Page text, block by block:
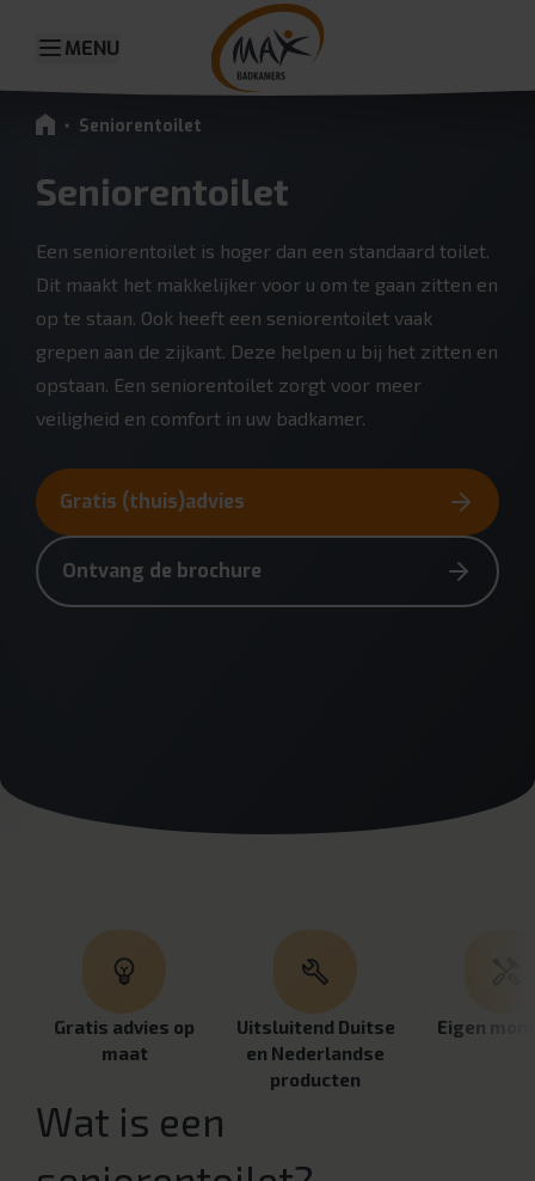
MENU
Seniorentoilet
Seniorentoilet
Een seniorentoilet is hoger dan een standaard toilet.
Dit maakt het makkelijker voor u om te gaan zitten en
op te staan. Ook heeft een seniorentoilet vaak
grepen aan de zijkant. Deze helpen u bij het zitten en
opstaan. Een seniorentoilet zorgt voor meer
veiligheid en comfort in uw badkamer.
Gratis (thuis)advies
Ontvang de brochure
Gratis advies op
maat
Uitsluitend Duitse
en Nederlandse
producten
Eigen
Wat is een